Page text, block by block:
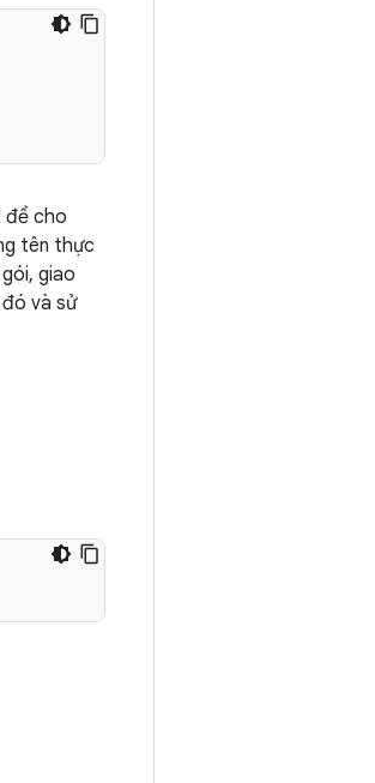
để cho
tên thực
giao
và sử